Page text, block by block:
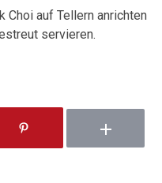
Choi auf Tellern anrichten
servieren.